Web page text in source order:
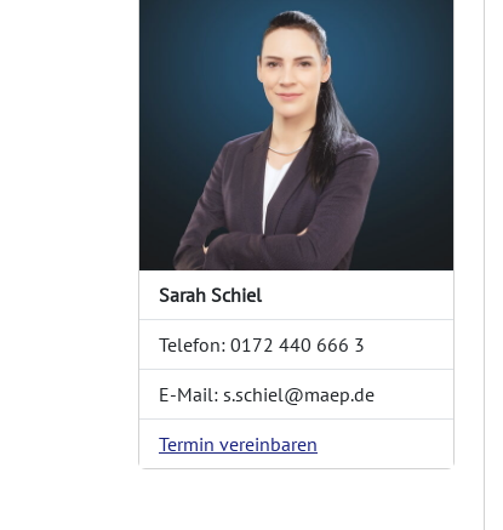
Sarah Schiel
Telefon: 0172 440 666 3
E-Mail: s.schiel@maep.de
Termin vereinbaren